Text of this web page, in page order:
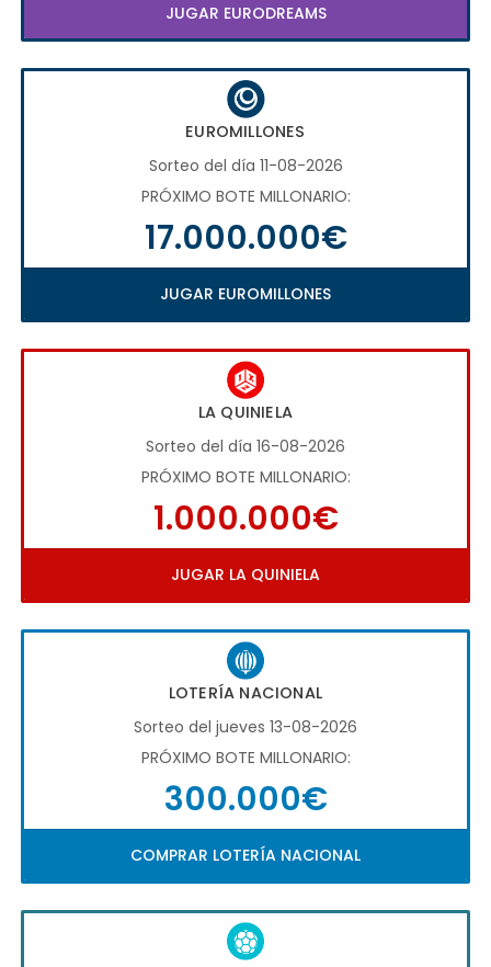
JUGAR EURODREAMS
EUROMILLONES
Sorteo del día 11-08-2026
PRÓXIMO BOTE MILLONARIO:
17.000.000€
JUGAR EUROMILLONES
LA QUINIELA
Sorteo del día 16-08-2026
PRÓXIMO BOTE MILLONARIO:
1.000.000€
JUGAR LA QUINIELA
LOTERÍA NACIONAL
Sorteo del jueves 13-08-2026
PRÓXIMO BOTE MILLONARIO:
300.000€
COMPRAR LOTERÍA NACIONAL